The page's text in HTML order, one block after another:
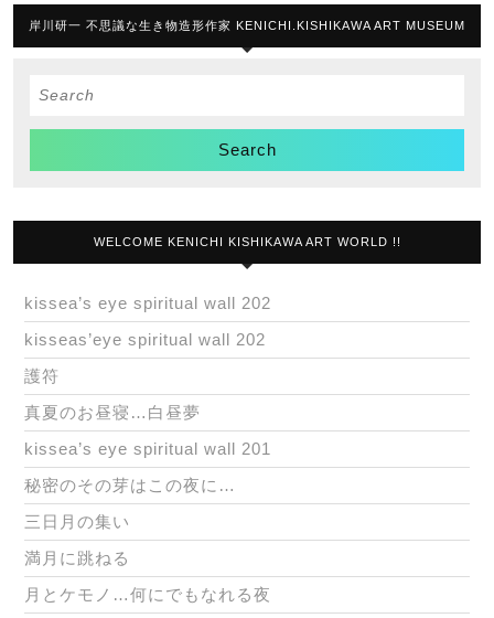
岸川研一 不思議な生き物造形作家 KENICHI.KISHIKAWA ART MUSEUM
Search
WELCOME KENICHI KISHIKAWA ART WORLD !!
kissea’s eye spiritual wall 202
kisseas’eye spiritual wall 202
護符
真夏のお昼寝…白昼夢
kissea’s eye spiritual wall 201
秘密のその芽はこの夜に…
三日月の集い
満月に跳ねる
月とケモノ…何にでもなれる夜